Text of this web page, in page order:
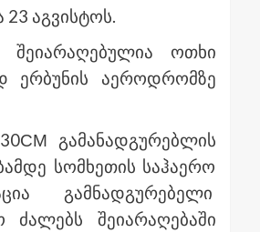
აგვისტოს.
შეიარაღებულია ოთხი
ერბუნის აეროდრომზე
გამანადგურებლის
სომხეთის საჰაერო
გამნადგურებელი
ძალებს შეიარაღებაში